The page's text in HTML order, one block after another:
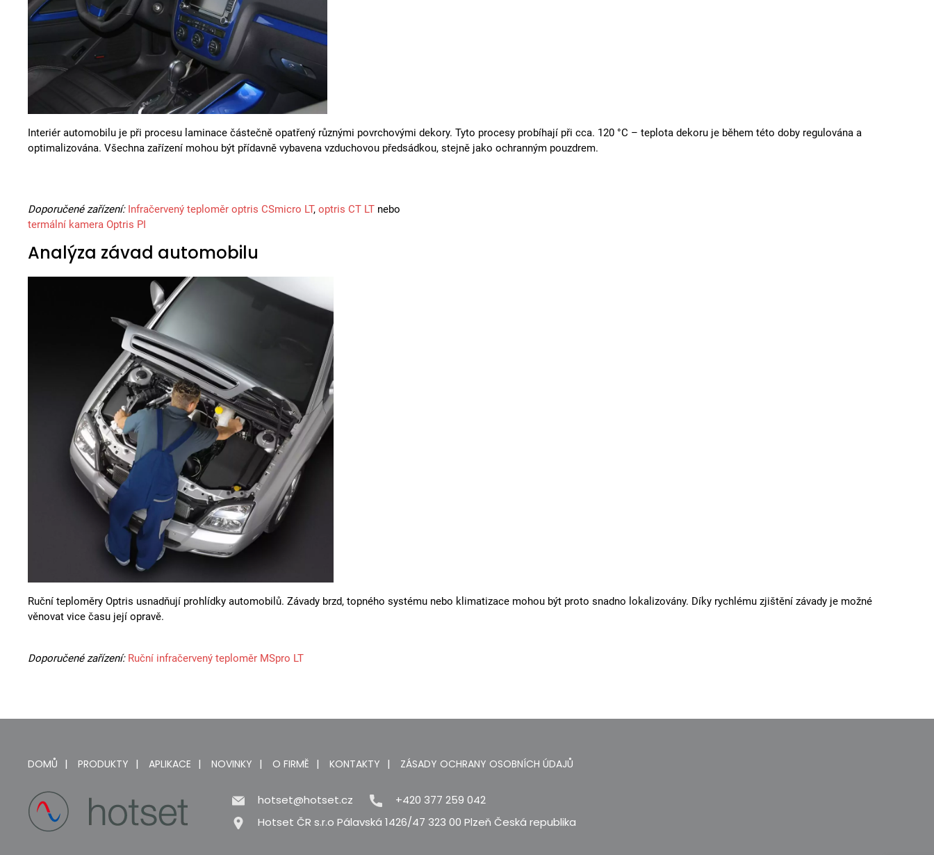
Interiér automobilu je při procesu laminace částečně opatřený různými povrchovými dekory. Tyto procesy probíhají při cca. 120 °C – teplota dekoru je během této doby regulována a
optimalizována. Všechna zařízení mohou být přídavně vybavena vzduchovou předsádkou, stejně jako ochranným pouzdrem.
Doporučené zařízení: Infračervený teploměr optris CSmicro LT, optris CT LT nebo
termální kamera Optris PI
Analýza závad automobilu
Ruční teploměry Optris usnadňují prohlídky automobilů. Závady brzd, topného systému nebo klimatizace mohou být proto snadno lokalizovány. Díky rychlému zjištění závady je možné
věnovat vice času její opravě.
Doporučené zařízení: Ruční infračervený teploměr MSpro LT
DOMŮ PRODUKTY APLIKACE NOVINKY O FIRMĚ KONTAKTY ZÁSADY OCHRANY OSOBNÍCH ÚDAJŮ
hotset@hotset.cz
+420 377 259 042
Hotset ČR s.r.o Pálavská 1426/47 323 00 Plzeň Česká republika